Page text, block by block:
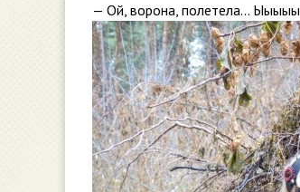
— Ой, ворона, полетела… Ыыыыы